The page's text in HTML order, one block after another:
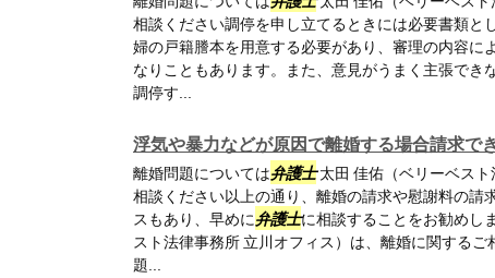
相談ください調停を申し立てるときには必要書類と
婦の戸籍謄本を用意する必要があり、審理の内容に
なりこともあります。また、意見がうまく主張でき
調停す...
浮気や暴力などが原因で離婚する場合請求で
離婚問題については弁護士太田 佳佑（ベリーベス
相談ください以上の通り、離婚の請求や慰謝料の請
スもあり、早めに弁護士に相談することをお勧めし
スト法律事務所 立川オフィス）は、離婚に関する
題...